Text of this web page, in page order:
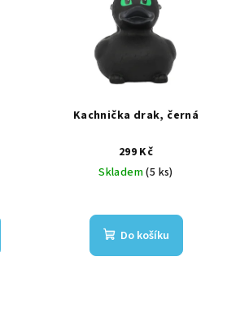
Kachnička drak, černá
299 Kč
Skladem(5 ks)
Do košíku